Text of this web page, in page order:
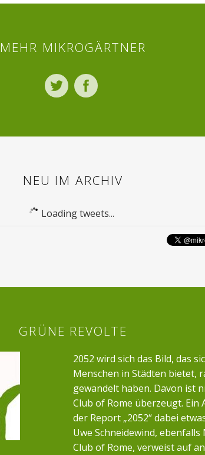
MEHR MIKROGÄRTNER
Twitter
NEU IM ARCHIV
Loading tweets...
GRÜNE REVOLTE
2052 wird sich das Bild, das
Menschen in Städten bietet,
gewandelt haben. Davon ist
Club of Rome überzeugt. Ein
der Report „2052“ dabei
Uwe Schneidewind, ebenfalls
Club of Rome, verweist auf